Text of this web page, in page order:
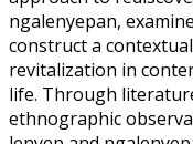
ngalenyepan,
construct a
revitalization in
life. Through
ethnographic